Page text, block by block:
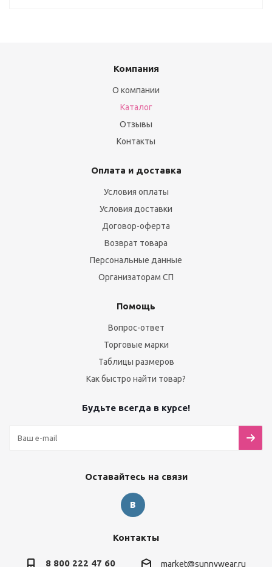
Компания
О компании
Каталог
Отзывы
Контакты
Оплата и доставка
Условия оплаты
Условия доставки
Договор-оферта
Возврат товара
Персональные данные
Организаторам СП
Помощь
Вопрос-ответ
Торговые марки
Таблицы размеров
Как быстро найти товар?
Будьте всегда в курсе!
Оставайтесь на связи
Контакты
8 800 222 47 60 market@sunnywear.ru